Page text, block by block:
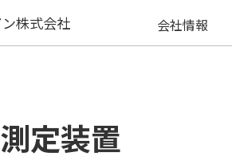
株式会社 会社情報
定装置